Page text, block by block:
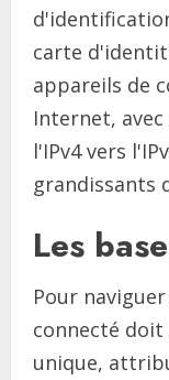
carte
appareils de
Internet,
l'IPv4 vers
grandissants
Les
Pour
connecté doit
unique,